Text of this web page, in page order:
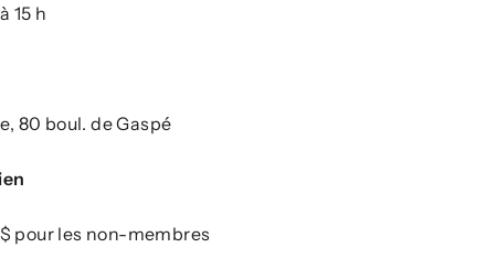
15 h
80 boul. de Gaspé
pour les non-membres